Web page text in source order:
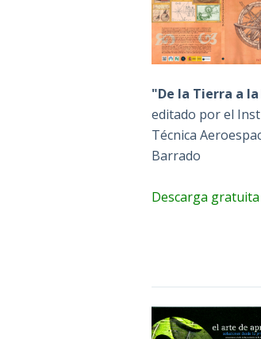
"De la Tierra a
editado por el
Técnica
Barrado
Descarga gratuita